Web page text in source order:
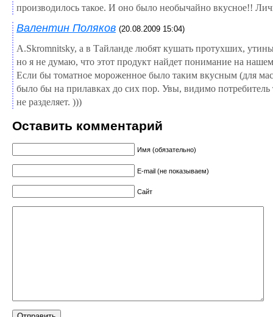
производилось такое. И оно было необычайно вкусное!!
Валентин Поляков (20.08.2009 15:04)
A.Skromnitsky, а в Тайланде любят кушать протухших,
но я не думаю, что этот продукт найдет понимание на
Если бы томатное мороженное было таким вкусным (для
было бы на прилавках до сих пор. Увы, видимо потребитель
не разделяет. )))
Оставить комментарий
Имя (обязательно)
E-mail (не показываем)
Сайт